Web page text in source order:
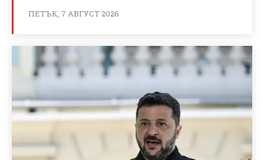
ПЕТЪК, 7 АВГУСТ 2026